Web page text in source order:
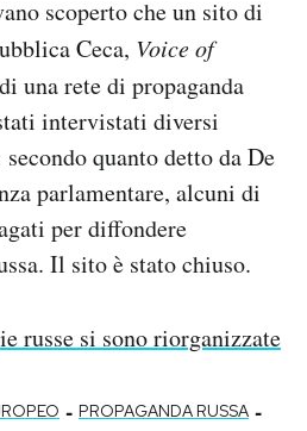
scoperto che un sito di
Ceca, Voice of
una rete di propaganda
intervistati diversi
quanto detto da De
parlamentare, alcuni di
per diffondere
Il sito è stato chiuso.
russe si sono riorganizzate
- PROPAGANDA RUSSA -